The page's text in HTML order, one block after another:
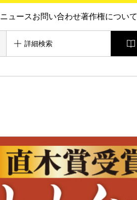
ニュースお問い合わせ著作権について
詳細検索